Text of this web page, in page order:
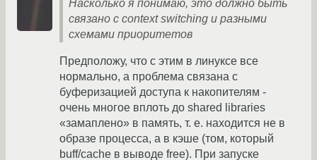
Насколько я понимаю, это должно быть
связано с context switching и разными
схемами приоритетов
Предположу, что с этим в линуксе все
нормально, а проблема связана с
буферизацией доступа к накопителям -
очень многое вплоть до shared libraries
«замаплено» в память, т. е. находится не в
образе процесса, а в кэше (том, который
buff/cache в выводе free). При запуске